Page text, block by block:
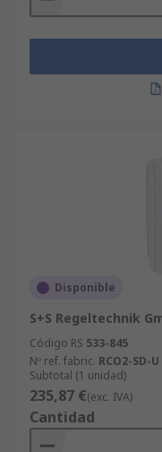
Disponible
S+S Regeltechnik
Código RS 533-845
Nº ref. fabric. RCO2-SD-
Subtotal (1 unidad)
235,87 €(exc. IVA)
Cantidad